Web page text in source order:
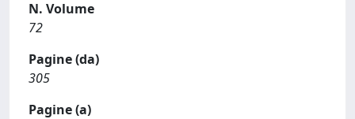
N. Volume
72
Pagine (da)
305
Pagine (a)